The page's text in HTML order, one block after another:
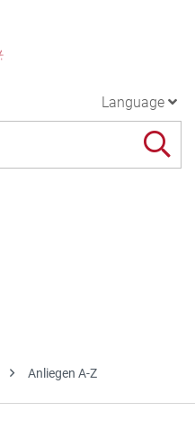
Language
Anliegen A-Z